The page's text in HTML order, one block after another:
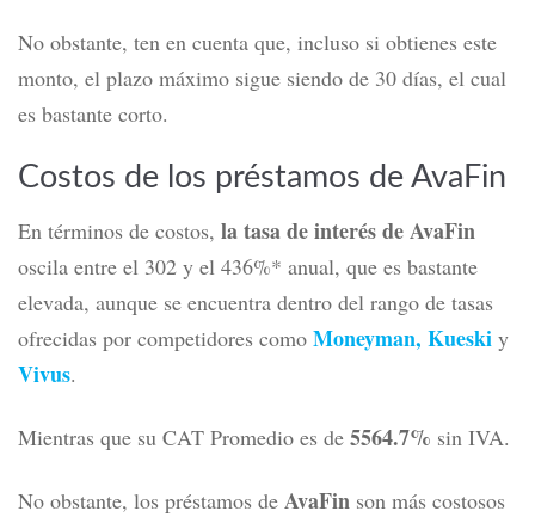
No obstante, ten en cuenta que, incluso si obtienes este
monto, el plazo máximo sigue siendo de 30 días, el cual
es bastante corto.
Costos de los préstamos de AvaFin
En términos de costos, la tasa de interés de AvaFin
oscila entre el 302 y el 436%* anual, que es bastante
elevada, aunque se encuentra dentro del rango de tasas
ofrecidas por competidores como Moneyman, Kueski y
Vivus.
Mientras que su CAT Promedio es de 5564.7% sin IVA.
No obstante, los préstamos de AvaFin son más costosos